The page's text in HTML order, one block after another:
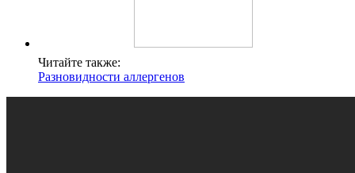
Читайте также:
Разновидности аллергенов